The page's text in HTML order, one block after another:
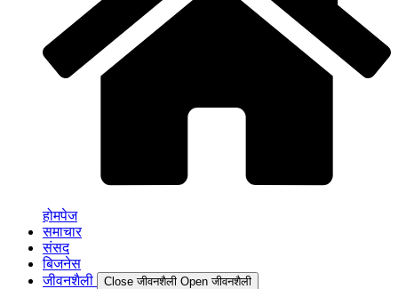
होमपेज
समाचार
संसद
बिजनेस
जीवनशैली
Close जीवनशैली Open जीवनशैली